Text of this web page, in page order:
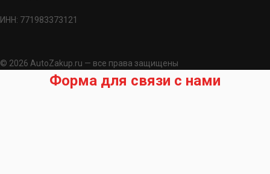
ИНН: 771983373121
© 2026 AutoZakup.ru — все права защищены
Форма для связи с нами